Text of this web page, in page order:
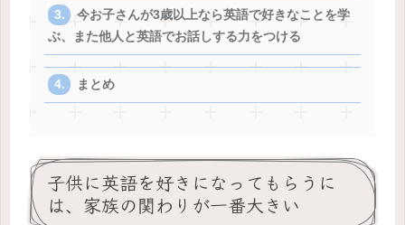
今お子さんが3歳以上なら英語で好きなことを学
ぶ、また他人と英語でお話しする力をつける
まとめ
子供に英語を好きになってもらうに
は、家族の関わりが一番大きい